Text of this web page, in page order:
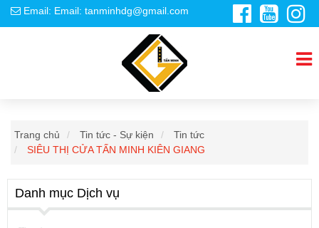
Email: Email: tanminhdg@gmail.com
Trang chủ Tin tức - Sự kiện
Tin tức
SIÊU THỊ CỬA TẤN MINH KIÊN GIANG
Danh mục Dịch vụ